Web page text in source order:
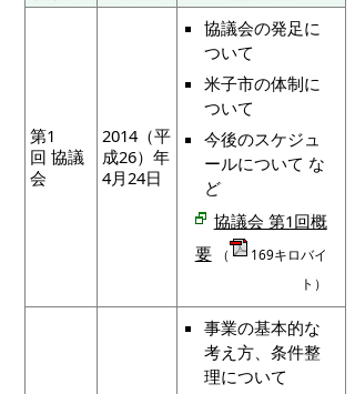
第1
回 協議
会
2014（平
成26）年
4月24日
協議会の発足に
ついて
米子市の体制に
ついて
今後のスケジュ
ールについて な
ど
協議会 第1回概
要
（
169キロバイ
ト）
事業の基本的な
考え方、条件整
理について